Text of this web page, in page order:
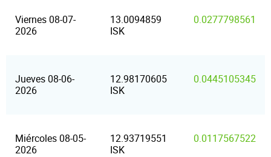
Viernes 08-07-
2026
13.0094859
ISK
0.0277798561
Jueves 08-06-
2026
12.98170605
ISK
0.0445105345
Miércoles 08-05-
2026
12.93719551
ISK
0.0117567522